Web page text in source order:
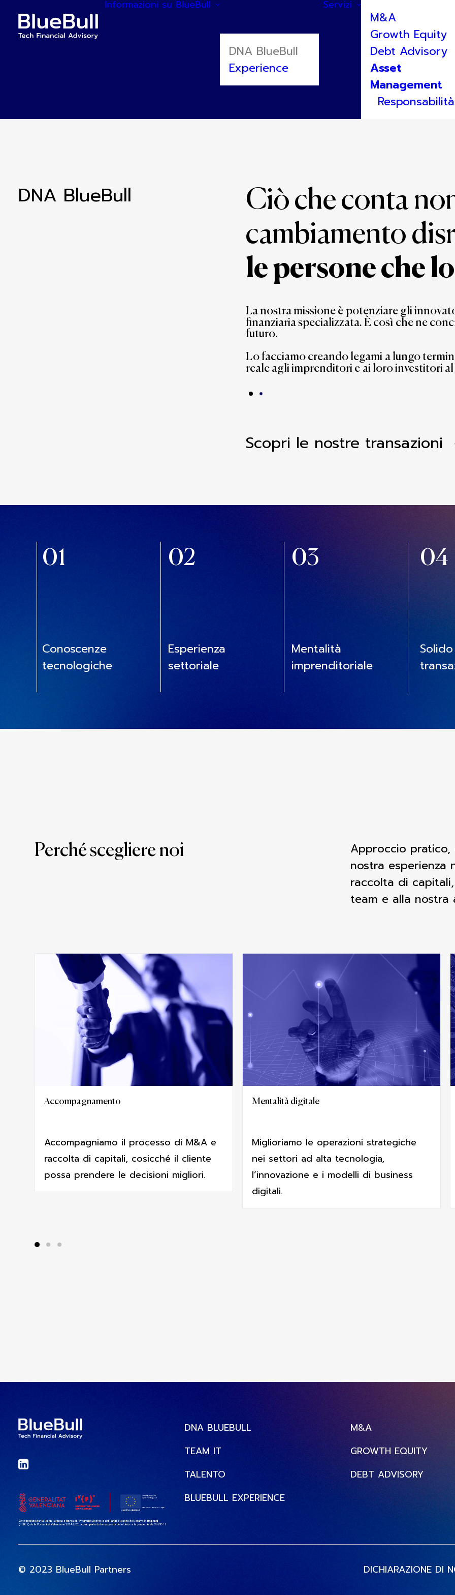
Informazioni su BlueBull
DNA BlueBull
Experience
Servizi
M&A
Growth Equity
Debt Advisory
Asset
Management
Responsabilità
DNA BlueBull
Ciò che conta
cambiamento
le persone che
La nostra missione è potenziare gli
finanziariaspecializzata. È così che ne
futuro.
Lofacciamo creando legami a lungo
reale agli imprenditori e ai loroinvestitori al
Scopri le nostre transazioni
01
Conoscenze
tecnologiche
02
Esperienza
settoriale
03
Mentalità
imprenditoriale
04
Perché scegliere noi
Approccio
nostra esperienza
raccolta di
team e alla
Accompagnamento
Accompagniamo il processo di M&A e
raccolta di capitali, cosicché il cliente
possa prendere le decisioni migliori.
Mentalità digitale
Miglioriamo le operazioni strategiche
nei settori ad alta tecnologia,
l’innovazione e i modelli di business
digitali.
DNA BLUEBULL
TEAM IT
TALENTO
BLUEBULL EXPERIENCE
M&A
GROWTH EQUITY
DEBT ADVISORY
© 2023 BlueBull Partners DICHIARAZIONE DI